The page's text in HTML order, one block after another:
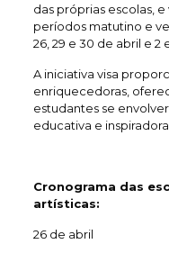
das próprias escolas,
períodos matutino e
26, 29 e 30 de abril e 2
A iniciativa visa
enriquecedoras,
estudantes se
educativa e inspiradora.
Cronograma das
artísticas:
26 de abril